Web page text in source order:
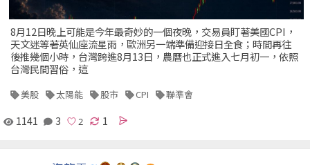
8月12日晚上可能是今年最奇妙的一個夜晚，交易員盯著美國CPI，
天文迷等著英仙座流星雨，歐洲另一端準備迎接日全食；時間再往
後推幾個小時，台灣跨進8月13日，農曆也正式進入七月初一，依照
台灣民間習俗，這
美股 太陽能 股市 CPI 聯準會
1141 3 1